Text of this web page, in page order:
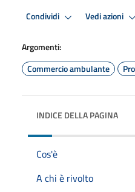
Condividi Vedi azioni
Argomenti:
Commercio ambulante
INDICE DELLA PAGINA
Cos'è
A chi è rivolto